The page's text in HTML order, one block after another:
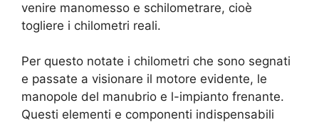
venire manomesso e schilometrare, cioè
togliere i chilometri reali.
Per questo notate i chilometri che sono segnati
e passate a visionare il motore evidente, le
manopole del manubrio e l-impianto frenante.
Questi elementi e componenti indispensabili